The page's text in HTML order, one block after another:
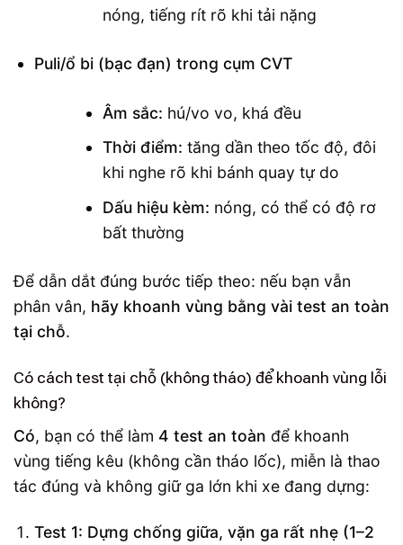
nóng, tiếng rít rõ khi tải nặng
Puli/ổ bi (bạc đạn) trong cụm CVT
Âm sắc: hú/vo vo, khá đều
Thời điểm: tăng dần theo tốc độ, đôi
khi nghe rõ khi bánh quay tự do
Dấu hiệu kèm: nóng, có thể có độ rơ
bất thường
Để dẫn dắt đúng bước tiếp theo: nếu bạn vẫn
phân vân, hãy khoanh vùng bằng vài test an toàn
tại chỗ.
Có cách test tại chỗ (không tháo) để khoanh vùng lỗi
không?
Có, bạn có thể làm 4 test an toàn để khoanh
vùng tiếng kêu (không cần tháo lốc), miễn là thao
tác đúng và không giữ ga lớn khi xe đang dựng:
Test 1: Dựng chống giữa, vặn ga rất nhẹ (1–2